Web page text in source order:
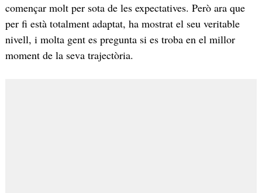
començar molt per sota de les expectatives. Però ara que
per fi està totalment adaptat, ha mostrat el seu veritable
nivell, i molta gent es pregunta si es troba en el millor
moment de la seva trajectòria.